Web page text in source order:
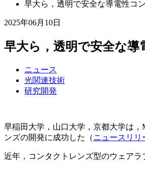
早大ら，透明で安全な導電性コ
2025年06月10日
早大ら，透明で安全な
ニュース
光関連技術
研究開発
早稲田大学，山口大学，京都大学は
ンズの開発に成功した（ニュースリリ
近年，コンタクトレンズ型のウェア